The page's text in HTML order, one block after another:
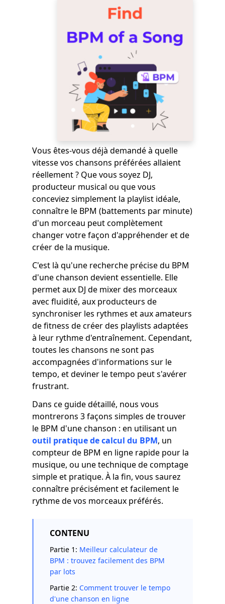
Vous êtes-vous déjà demandé à quelle
vitesse vos chansons préférées allaient
réellement ? Que vous soyez DJ,
producteur musical ou que vous
conceviez simplement la playlist idéale,
connaître le BPM (battements par minute)
d'un morceau peut complètement
changer votre façon d'appréhender et de
créer de la musique.
C'est là qu'une recherche précise du BPM
d'une chanson devient essentielle. Elle
permet aux DJ de mixer des morceaux
avec fluidité, aux producteurs de
synchroniser les rythmes et aux amateurs
de fitness de créer des playlists adaptées
à leur rythme d'entraînement. Cependant,
toutes les chansons ne sont pas
accompagnées d'informations sur le
tempo, et deviner le tempo peut s'avérer
frustrant.
Dans ce guide détaillé, nous vous
montrerons 3 façons simples de trouver
le BPM d'une chanson : en utilisant un
outil pratique de calcul du BPM, un
compteur de BPM en ligne rapide pour la
musique, ou une technique de comptage
simple et pratique. À la fin, vous saurez
connaître précisément et facilement le
rythme de vos morceaux préférés.
CONTENU
Partie 1: Meilleur calculateur de
BPM : trouvez facilement des BPM
par lots
Partie 2: Comment trouver le tempo
d'une chanson en ligne